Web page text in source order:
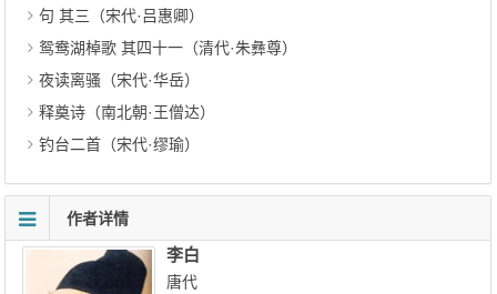
句 其三（宋代·吕惠卿）
鸳鸯湖棹歌 其四十一（清代·朱彝尊）
夜读离骚（宋代·华岳）
释奠诗（南北朝·王僧达）
钓台二首（宋代·缪瑜）
作者详情
李白
唐代